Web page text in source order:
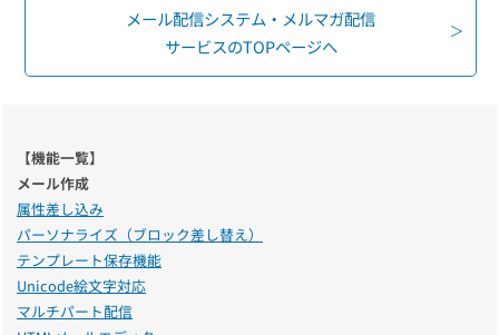
メール配信システム・メルマガ配信
サービスのTOPページへ
【機能一覧】
メール作成
属性差し込み
パーソナライズ（ブロック差し替え）
テンプレート保存機能
Unicode絵文字対応
マルチパート配信